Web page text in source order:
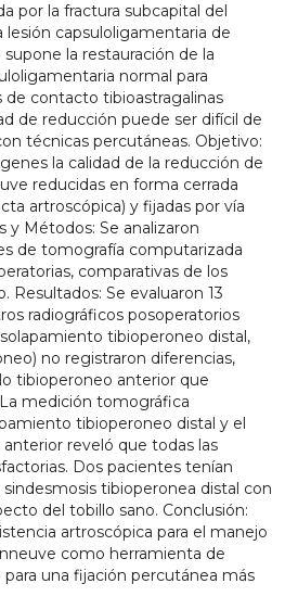
por la fractura subcapital del
lesión capsuloligamentaria de
la restauración de la
normal para
de contacto tibioastragalinas
de reducción puede ser difícil de
técnicas percutáneas. Objetivo:
la calidad de la reducción de
reducidas en forma cerrada
artroscópica) y fijadas por vía
y Métodos: Se analizaron
de tomografía computarizada
comparativas de los
Resultados: Se evaluaron 13
radiográficos posoperatorios
tibioperoneo distal,
no registraron diferencias,
tibioperoneo anterior que
medición tomográfica
tibioperoneo distal y el
reveló que todas las
Dos pacientes tenían
tibioperonea distal con
del tobillo sano. Conclusión:
artroscópica para el manejo
como herramienta de
una fijación percutánea más